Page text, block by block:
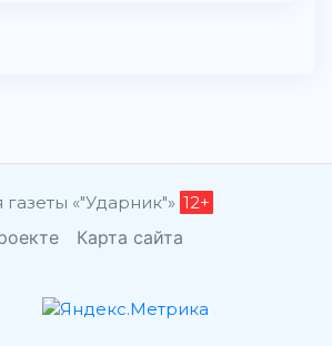
«"Ударник"» 12+
Карта сайта